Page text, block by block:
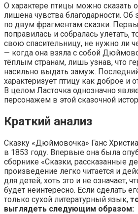
О характере птицы можно сказать
лишена чувства благодарности.
по двум фрагментам сказки.
поправилась и собралась улетать,
свою спасительницу, не нужно ли
— когда она взяла с собой
тёплым странам, лишь узнав, что
насильно выдать замуж.
характеризует птицу как доброе и
В целом Ласточка однозначно
персонажем в этой сказочной
Краткий анализ
Сказку «Дюймовочка» Ганс
в 1853 году. Впервые она была
сборнике «Сказки, рассказанные
произведение легко читается и
для детей, хоть это и не означает,
будет неинтересно. Если сделать
только сухой литературный язык,
выглядеть следующим образом: